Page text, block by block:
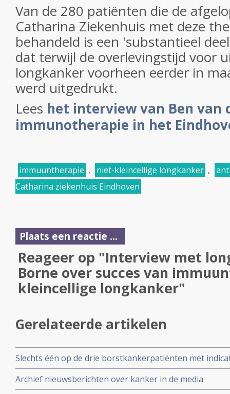
Van de 280 patiënten die de
Catharina Ziekenhuis met deze
behandeld is een 'substantieel
dat terwijl de overlevingstijd voor
longkanker voorheen eerder in
werd uitgedrukt.
Lees het interview van Ben van
immunotherapie in het
immuuntherapie , niet-kleincellige longkanker ,
Catharina ziekenhuis Eindhoven
Plaats een reactie ...
Reageer op "Interview met
Borne over succes van
kleincellige longkanker"
Gerelateerde artikelen
Slechts één op de drie borstkankerpatiënten met
genprofieltest die onnodige chemotherapie kan
Archief nieuwsberichten over kanker in de media